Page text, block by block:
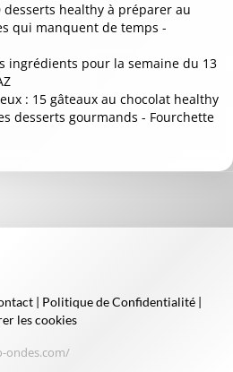
desserts healthy à préparer au
qui manquent de temps -
ingrédients pour la semaine du 13
: 15 gâteaux au chocolat healthy
desserts gourmands - Fourchette
| Politique de Confidentialité |
les cookies
ondes.com/